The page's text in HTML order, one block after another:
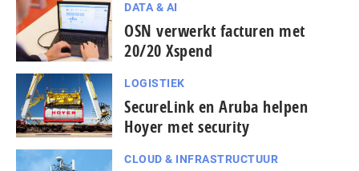
DATA & AI
OSN verwerkt facturen met
20/20 Xspend
LOGISTIEK
SecureLink en Aruba helpen
Hoyer met security
CLOUD & INFRASTRUCTUUR